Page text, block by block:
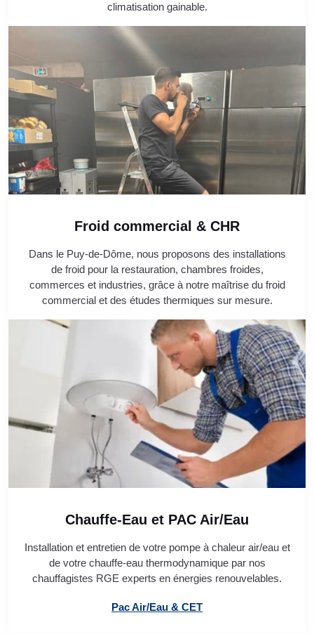
climatisation gainable.
Froid commercial & CHR
Dans le Puy-de-Dôme, nous proposons des installations
de froid pour la restauration, chambres froides,
commerces et industries, grâce à notre maîtrise du froid
commercial et des études thermiques sur mesure.
Chauffe-Eau et PAC Air/Eau
Installation et entretien de votre pompe à chaleur air/eau et
de votre chauffe-eau thermodynamique par nos
chauffagistes RGE experts en énergies renouvelables.
Pac Air/Eau & CET